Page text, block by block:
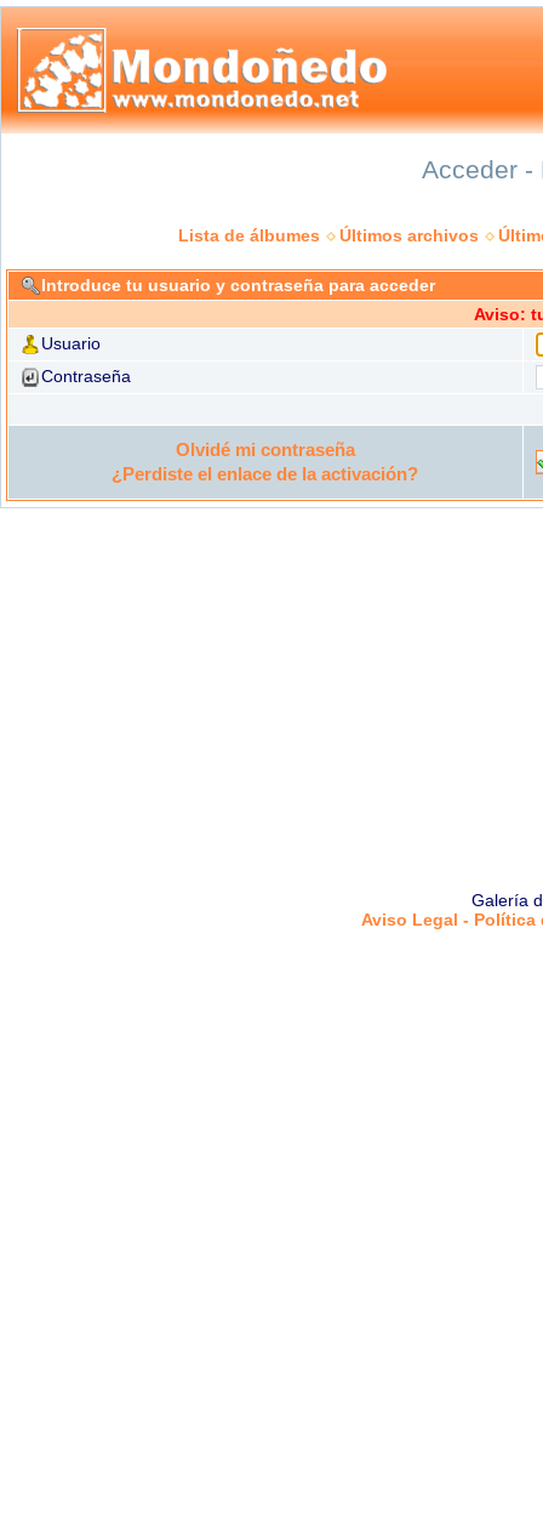
Acceder -
Lista de álbumes Últimos archivos
Introduce tu usuario y contraseña para acceder
Aviso:
Usuario
Contraseña
Olvidé mi contraseña
¿Perdiste el enlace de la activación?
Galería
Aviso Legal -